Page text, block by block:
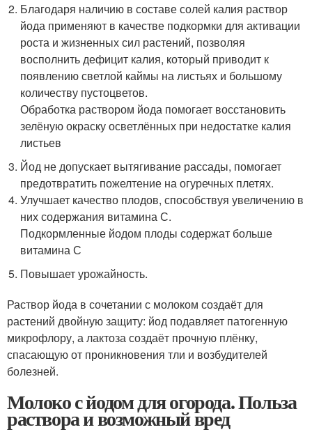
Благодаря наличию в составе солей калия раствор
йода применяют в качестве подкормки для активации
роста и жизненных сил растений, позволяя
восполнить дефицит калия, который приводит к
появлению светлой каймы на листьях и большому
количеству пустоцветов.
Обработка раствором йода помогает восстановить
зелёную окраску осветлённых при недостатке калия
листьев
Йод не допускает вытягивание рассады, помогает
предотвратить пожелтение на огуречных плетях.
Улучшает качество плодов, способствуя увеличению в
них содержания витамина С.
Подкормленные йодом плоды содержат больше
витамина С
Повышает урожайность.
Раствор йода в сочетании с молоком создаёт для
растений двойную защиту: йод подавляет патогенную
микрофлору, а лактоза создаёт прочную плёнку,
спасающую от проникновения тли и возбудителей
болезней.
Молоко с йодом для огорода. Польза
раствора и возможный вред